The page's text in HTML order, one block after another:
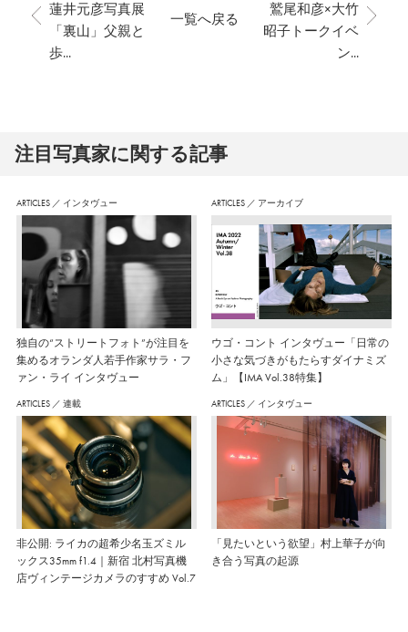
蓮井元彦写真展
「裏山」父親と
歩...
鷲尾和彦×大竹
昭子トークイベ
ン...
一覧へ戻る
注⽬写真家に関する記事
ARTICLES ／ インタヴュー
独自の“ストリートフォト”が注目を
集めるオランダ人若手作家サラ・フ
ァン・ライ インタヴュー
ARTICLES ／ アーカイブ
ウゴ・コント インタヴュー「日常の
小さな気づきがもたらすダイナミズ
ム」【IMA Vol.38特集】
ARTICLES ／ 連載
非公開: ライカの超希少名玉ズミル
ックス35mm f1.4｜新宿 北村写真機
店ヴィンテージカメラのすすめ Vol.7
ARTICLES ／ インタヴュー
「見たいという欲望」村上華子が向
き合う写真の起源